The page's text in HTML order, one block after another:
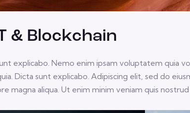
& Blockchain
explicabo. Nemo enim ipsam voluptatem quia
Dicta sunt explicabo. Adipiscing elit, sed do
magna aliqua. Ut enim minim veniam quis